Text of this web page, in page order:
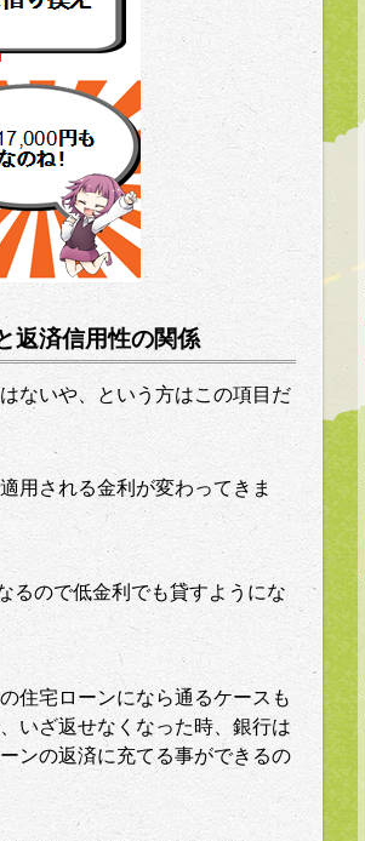
返済信用性の関係
ないや、という方はこの項目だ
用される金利が変わってきま
るので低金利でも貸すようにな
住宅ローンになら通るケースも
いざ返せなくなった時、銀行は
ンの返済に充てる事ができるの